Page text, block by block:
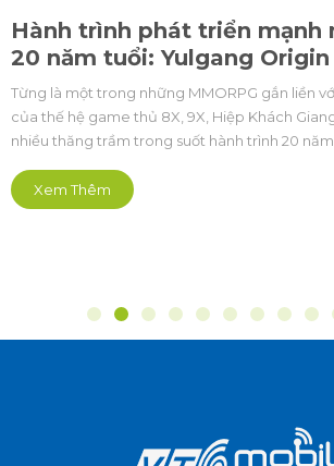
Hành trình phát triển mạnh
20 năm tuổi: Yulgang
khách PC
Từng là một trong những MMORPG gắn liền
của thế hệ game thủ 8X, 9X, Hiệp Khách
nhiều thăng trầm trong suốt hành trình 20
Xem Thêm